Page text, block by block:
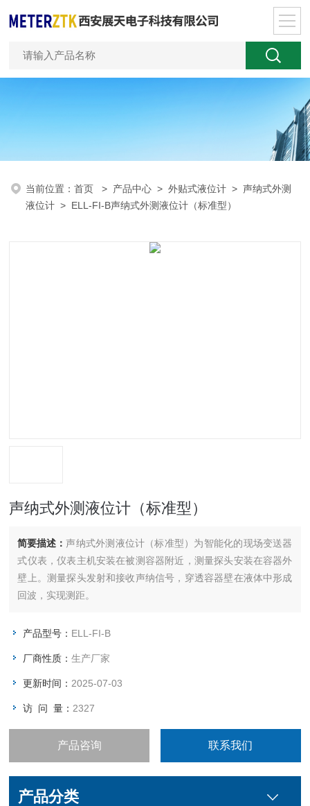
当前位置：首页 > 产品中心 >外贴式液位计 >声纳式外测
液位计 > ELL-FI-B声纳式外测液位计（标准型）
声纳式外测液位计（标准型）
简要描述：声纳式外测液位计（标准型）为智能化的现场变送器
式仪表，仪表主机安装在被测容器附近，测量探头安装在容器外
壁上。测量探头发射和接收声纳信号，穿透容器壁在液体中形成
回波，实现测距。
产品型号： ELL-FI-B
厂商性质：生产厂家
更新时间： 2025-07-03
访 问 量： 2327
产品咨询 联系我们
产品分类